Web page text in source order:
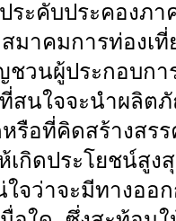
ระคับประคองภ
มาคมการท่องเ
วนผู้ประกอบก
สนใจจะนำผลิ
รือที่คิดสร้างสร
เกิดประโยชน์สู
จว่าจะมีทางออ